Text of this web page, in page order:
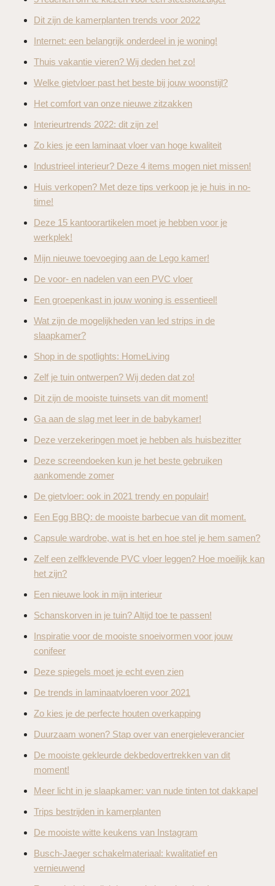
Dit zijn de kamerplanten trends voor 2022
Internet: een belangrijk onderdeel in je woning!
Thuis vakantie vieren? Wij deden het zo!
Welke gietvloer past het beste bij jouw woonstijl?
Het comfort van onze nieuwe zitzakken
Interieurtrends 2022: dit zijn ze!
Zo kies je een laminaat vloer van hoge kwaliteit
Industrieel interieur? Deze 4 items mogen niet missen!
Huis verkopen? Met deze tips verkoop je je huis in no-
time!
Deze 15 kantoorartikelen moet je hebben voor je
werkplek!
Mijn nieuwe toevoeging aan de Lego kamer!
De voor- en nadelen van een PVC vloer
Een groepenkast in jouw woning is essentieel!
Wat zijn de mogelijkheden van led strips in de
slaapkamer?
Shop in de spotlights: HomeLiving
Zelf je tuin ontwerpen? Wij deden dat zo!
Dit zijn de mooiste tuinsets van dit moment!
Ga aan de slag met leer in de babykamer!
Deze verzekeringen moet je hebben als huisbezitter
Deze screendoeken kun je het beste gebruiken
aankomende zomer
De gietvloer: ook in 2021 trendy en populair!
Een Egg BBQ: de mooiste barbecue van dit moment.
Capsule wardrobe, wat is het en hoe stel je hem samen?
Zelf een zelfklevende PVC vloer leggen? Hoe moeilijk kan
het zijn?
Een nieuwe look in mijn interieur
Schanskorven in je tuin? Altijd toe te passen!
Inspiratie voor de mooiste snoeivormen voor jouw
conifeer
Deze spiegels moet je echt even zien
De trends in laminaatvloeren voor 2021
Zo kies je de perfecte houten overkapping
Duurzaam wonen? Stap over van energieleverancier
De mooiste gekleurde dekbedovertrekken van dit
moment!
Meer licht in je slaapkamer: van nude tinten tot dakkapel
Trips bestrijden in kamerplanten
De mooiste witte keukens van Instagram
Busch-Jaeger schakelmateriaal: kwalitatief en
vernieuwend